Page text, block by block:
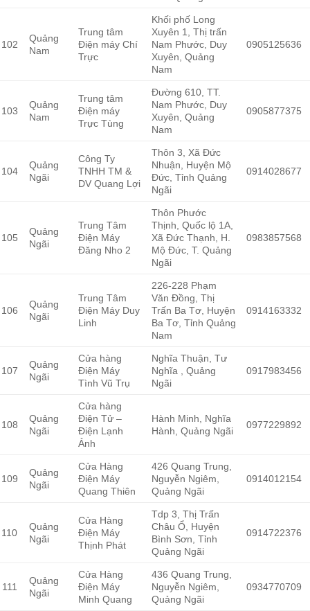
102
Quảng
Nam
Trung tâm
Điện máy Chí
Trực
Khối phố Long
Xuyên 1, Thị trấn
Nam Phước, Duy
Xuyên, Quảng
Nam
0905125636
103
Quảng
Nam
Trung tâm
Điện máy
Trực Tùng
Đường 610, TT.
Nam Phước, Duy
Xuyên, Quảng
Nam
0905877375
104
Quảng
Ngãi
Công Ty
TNHH TM &
DV Quang Lợi
Thôn 3, Xã Đức
Nhuận, Huyện Mộ
Đức, Tỉnh Quảng
Ngãi
0914028677
105
Quảng
Ngãi
Trung Tâm
Điện Máy
Đăng Nho 2
Thôn Phước
Thịnh, Quốc lộ 1A,
Xã Đức Thạnh, H.
Mộ Đức, T. Quảng
Ngãi
0983857568
106
Quảng
Ngãi
Trung Tâm
Điện Máy Duy
Linh
226-228 Phạm
Văn Đồng, Thị
Trấn Ba Tơ, Huyện
Ba Tơ, Tỉnh Quảng
Nam
0914163332
107
Quảng
Ngãi
Cửa hàng
Điện Máy
Tình Vũ Trụ
Nghĩa Thuận, Tư
Nghĩa , Quảng
Ngãi
0917983456
108
Quảng
Ngãi
Cửa hàng
Điện Tử –
Điện Lạnh
Ảnh
Hành Minh, Nghĩa
Hành, Quảng Ngãi
0977229892
109
Quảng
Ngãi
Cửa Hàng
Điện Máy
Quang Thiên
426 Quang Trung,
Nguyễn Ngiêm,
Quảng Ngãi
0914012154
110
Quảng
Ngãi
Cửa Hàng
Điện Máy
Thịnh Phát
Tdp 3, Thị Trấn
Châu Ổ, Huyện
Bình Sơn, Tỉnh
Quảng Ngãi
0914722376
111
Quảng
Ngãi
Cửa Hàng
Điện Máy
Minh Quang
436 Quang Trung,
Nguyễn Ngiêm,
Quảng Ngãi
0934770709